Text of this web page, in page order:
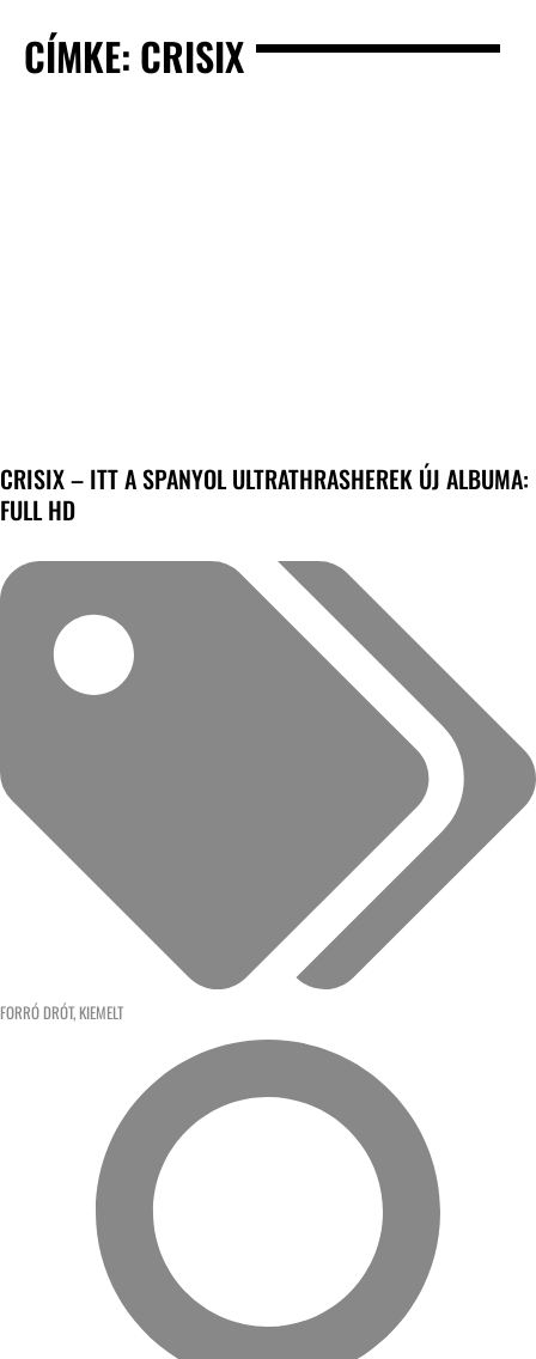
CÍMKE: CRISIX
CRISIX – ITT A SPANYOL ULTRATHRASHEREK ÚJ ALBUMA:
FULL HD
FORRÓ DRÓT, KIEMELT